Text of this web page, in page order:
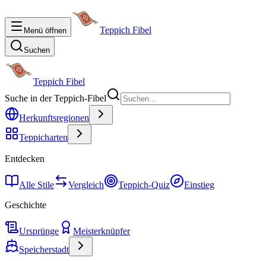
Menü öffnen Teppich Fibel
Suchen
Teppich Fibel
Suche in der Teppich-Fibel
Herkunftsregionen
Teppicharten
Entdecken
Alle Stile Vergleich Teppich-Quiz
Einstieg
Geschichte
Ursprünge
Meisterknüpfer
Speicherstadt